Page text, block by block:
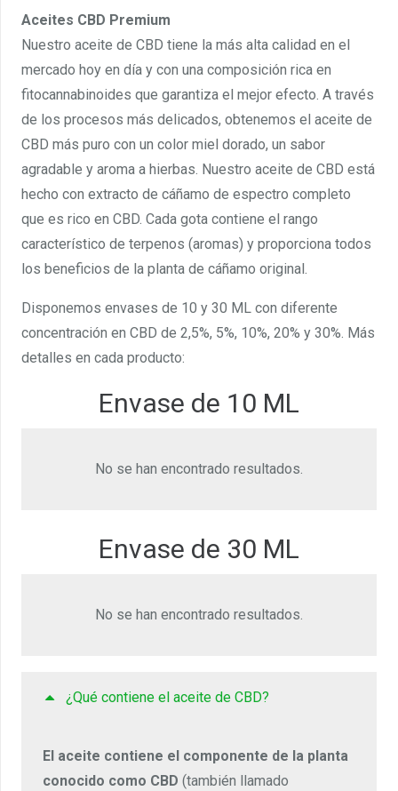
Aceites CBD Premium
Nuestro aceite de CBD tiene la más alta calidad en el
mercado hoy en día y con una composición rica en
fitocannabinoides que garantiza el mejor efecto. A través
de los procesos más delicados, obtenemos el aceite de
CBD más puro con un color miel dorado, un sabor
agradable y aroma a hierbas. Nuestro aceite de CBD está
hecho con extracto de cáñamo de espectro completo
que es rico en CBD. Cada gota contiene el rango
característico de terpenos (aromas) y proporciona todos
los beneficios de la planta de cáñamo original.
Disponemos envases de 10 y 30 ML con diferente
concentración en CBD de 2,5%, 5%, 10%, 20% y 30%. Más
detalles en cada producto:
Envase de 10 ML
No se han encontrado resultados.
Envase de 30 ML
No se han encontrado resultados.
¿Qué contiene el aceite de CBD?
El aceite contiene el componente de la planta
conocido como CBD (también llamado